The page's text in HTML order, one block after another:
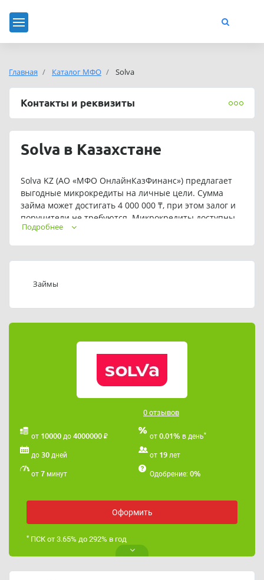
Главная Каталог МФО Solva
Контакты и реквизиты
Solva в Казахстане
Solva KZ (АО «МФО ОнлайнКазФинанс») предлагает
выгодные микрокредиты на личные цели. Сумма
займа может достигать 4 000 000 ₸, при этом залог и
поручители не требуются. Микрокредиты доступны
на любые цели, будь то бизнес или личные нужды.
Погашение задолженности осуществляется без
комиссии, а выдача займа также не облагается
предоставляются бесплатно.
Деньги можно получить на карту или банковский
Погашение осуществляется онлайн, через банкоматы
или в отделениях банков.
Подробнее
Займы
0 отзывов
от 10000 до 4000000 ₽ от 0.01% в день*
до 30 дней от 19 лет
от 7 минут Одобрение: 0%
Оформить
*ПСК от 3.65% до 292% в год